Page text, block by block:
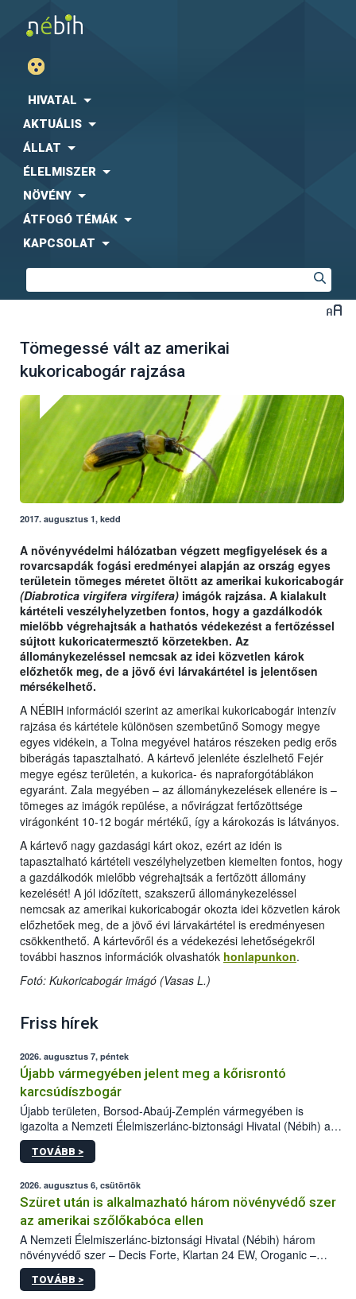
HIVATAL
AKTUÁLIS
ÁLLAT
ÉLELMISZER
NÖVÉNY
ÁTFOGÓ TÉMÁK
KAPCSOLAT
Tömegessé vált az amerikai
kukoricabogár rajzása
2017. augusztus 1, kedd
A növényvédelmi hálózatban végzett megfigyelések és a
rovarcsapdák fogási eredményei alapján az ország egyes
területein tömeges méretet öltött az amerikai kukoricabogár
(Diabrotica virgifera virgifera) imágók rajzása. A kialakult
kártételi veszélyhelyzetben fontos, hogy a gazdálkodók
mielőbb végrehajtsák a hathatós védekezést a fertőzéssel
sújtott kukoricatermesztő körzetekben. Az
állománykezeléssel nemcsak az idei közvetlen károk
előzhetők meg, de a jövő évi lárvakártétel is jelentősen
mérsékelhető.
A NÉBIH információi szerint az amerikai kukoricabogár intenzív
rajzása és kártétele különösen szembetűnő Somogy megye
egyes vidékein, a Tolna megyével határos részeken pedig erős
biberágás tapasztalható. A kártevő jelenléte észlelhető Fejér
megye egész területén, a kukorica- és napraforgótáblákon
egyaránt. Zala megyében – az állománykezelések ellenére is –
tömeges az imágók repülése, a nővirágzat fertőzöttsége
virágonként 10-12 bogár mértékű, így a károkozás is látványos.
A kártevő nagy gazdasági kárt okoz, ezért az idén is
tapasztalható kártételi veszélyhelyzetben kiemelten fontos, hogy
a gazdálkodók mielőbb végrehajtsák a fertőzött állomány
kezelését! A jól időzített, szakszerű állománykezeléssel
nemcsak az amerikai kukoricabogár okozta idei közvetlen károk
előzhetőek meg, de a jövő évi lárvakártétel is eredményesen
csökkenthető. A kártevőről és a védekezési lehetőségekről
további hasznos információk olvashatók honlapunkon.
Fotó: Kukoricabogár imágó (Vasas L.)
Friss hírek
2026. augusztus 7, péntek
Újabb vármegyében jelent meg a kőrisrontó
karcsúdíszbogár
Újabb területen, Borsod-Abaúj-Zemplén vármegyében is
igazolta a Nemzeti Élelmiszerlánc-biztonsági Hivatal (Nébih) a
kőrisrontó karcsúdíszbogár (Agrilus planipennis) jelenlétét. A
kártevőt nem csak színcsapdában találták meg, de már fertőzött
az intenzív felderítést, emellett az intézkedéseket a szlovák
hatósággal is összehangolják a terjedés megállítása érdekében.
TOVÁBB >
2026. augusztus 6, csütörtök
Szüret után is alkalmazható három növényvédő szer
az amerikai szőlőkabóca ellen
A Nemzeti Élelmiszerlánc-biztonsági Hivatal (Nébih) három
növényvédő szer – Decis Forte, Klartan 24 EW, Oroganic –
engedélyokiratát módosította, így azok a szüretet követően,
egészen a vesszőérettség (BBCH 91) stádiumáig
TOVÁBB >